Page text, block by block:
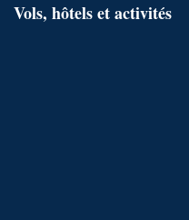
Vols, hôtels et activités